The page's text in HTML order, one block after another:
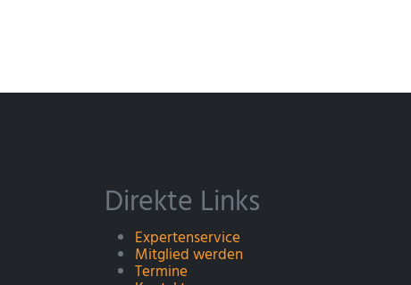
Direkte Links
Expertenservice
Mitglied werden
Termine